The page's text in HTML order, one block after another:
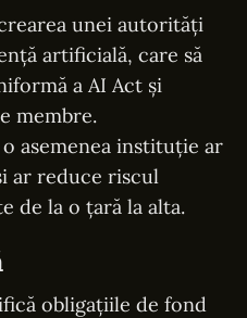
unei autorități
artificială, care să
a AI Act și
membre.
asemenea instituție ar
ar reduce riscul
de la o țară la alta.
obligațiile de fond